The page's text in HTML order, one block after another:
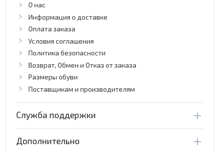
О нас
Информация о доставке
Оплата заказа
Условия соглашения
Политика безопасности
Возврат, Обмен и Отказ от заказа
Размеры обуви
Поставщикам и производителям
Служба поддержки
Дополнительно